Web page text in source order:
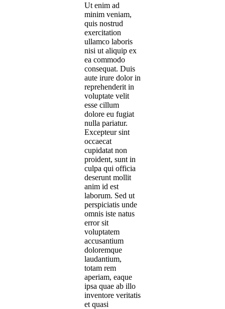
Ut enim ad
minim veniam,
quis nostrud
exercitation
ullamco laboris
nisi ut aliquip ex
ea commodo
consequat. Duis
aute irure dolor in
reprehenderit in
voluptate velit
esse cillum
dolore eu fugiat
nulla pariatur.
Excepteur sint
occaecat
cupidatat non
proident, sunt in
culpa qui officia
deserunt mollit
anim id est
laborum. Sed ut
perspiciatis unde
omnis iste natus
error sit
voluptatem
accusantium
doloremque
laudantium,
totam rem
aperiam, eaque
ipsa quae ab illo
inventore veritatis
et quasi